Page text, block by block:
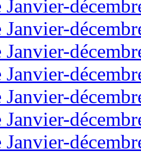
Janvier-
Janvier-
Janvier-
Janvier-
Janvier-
Janvier-
Janvier-